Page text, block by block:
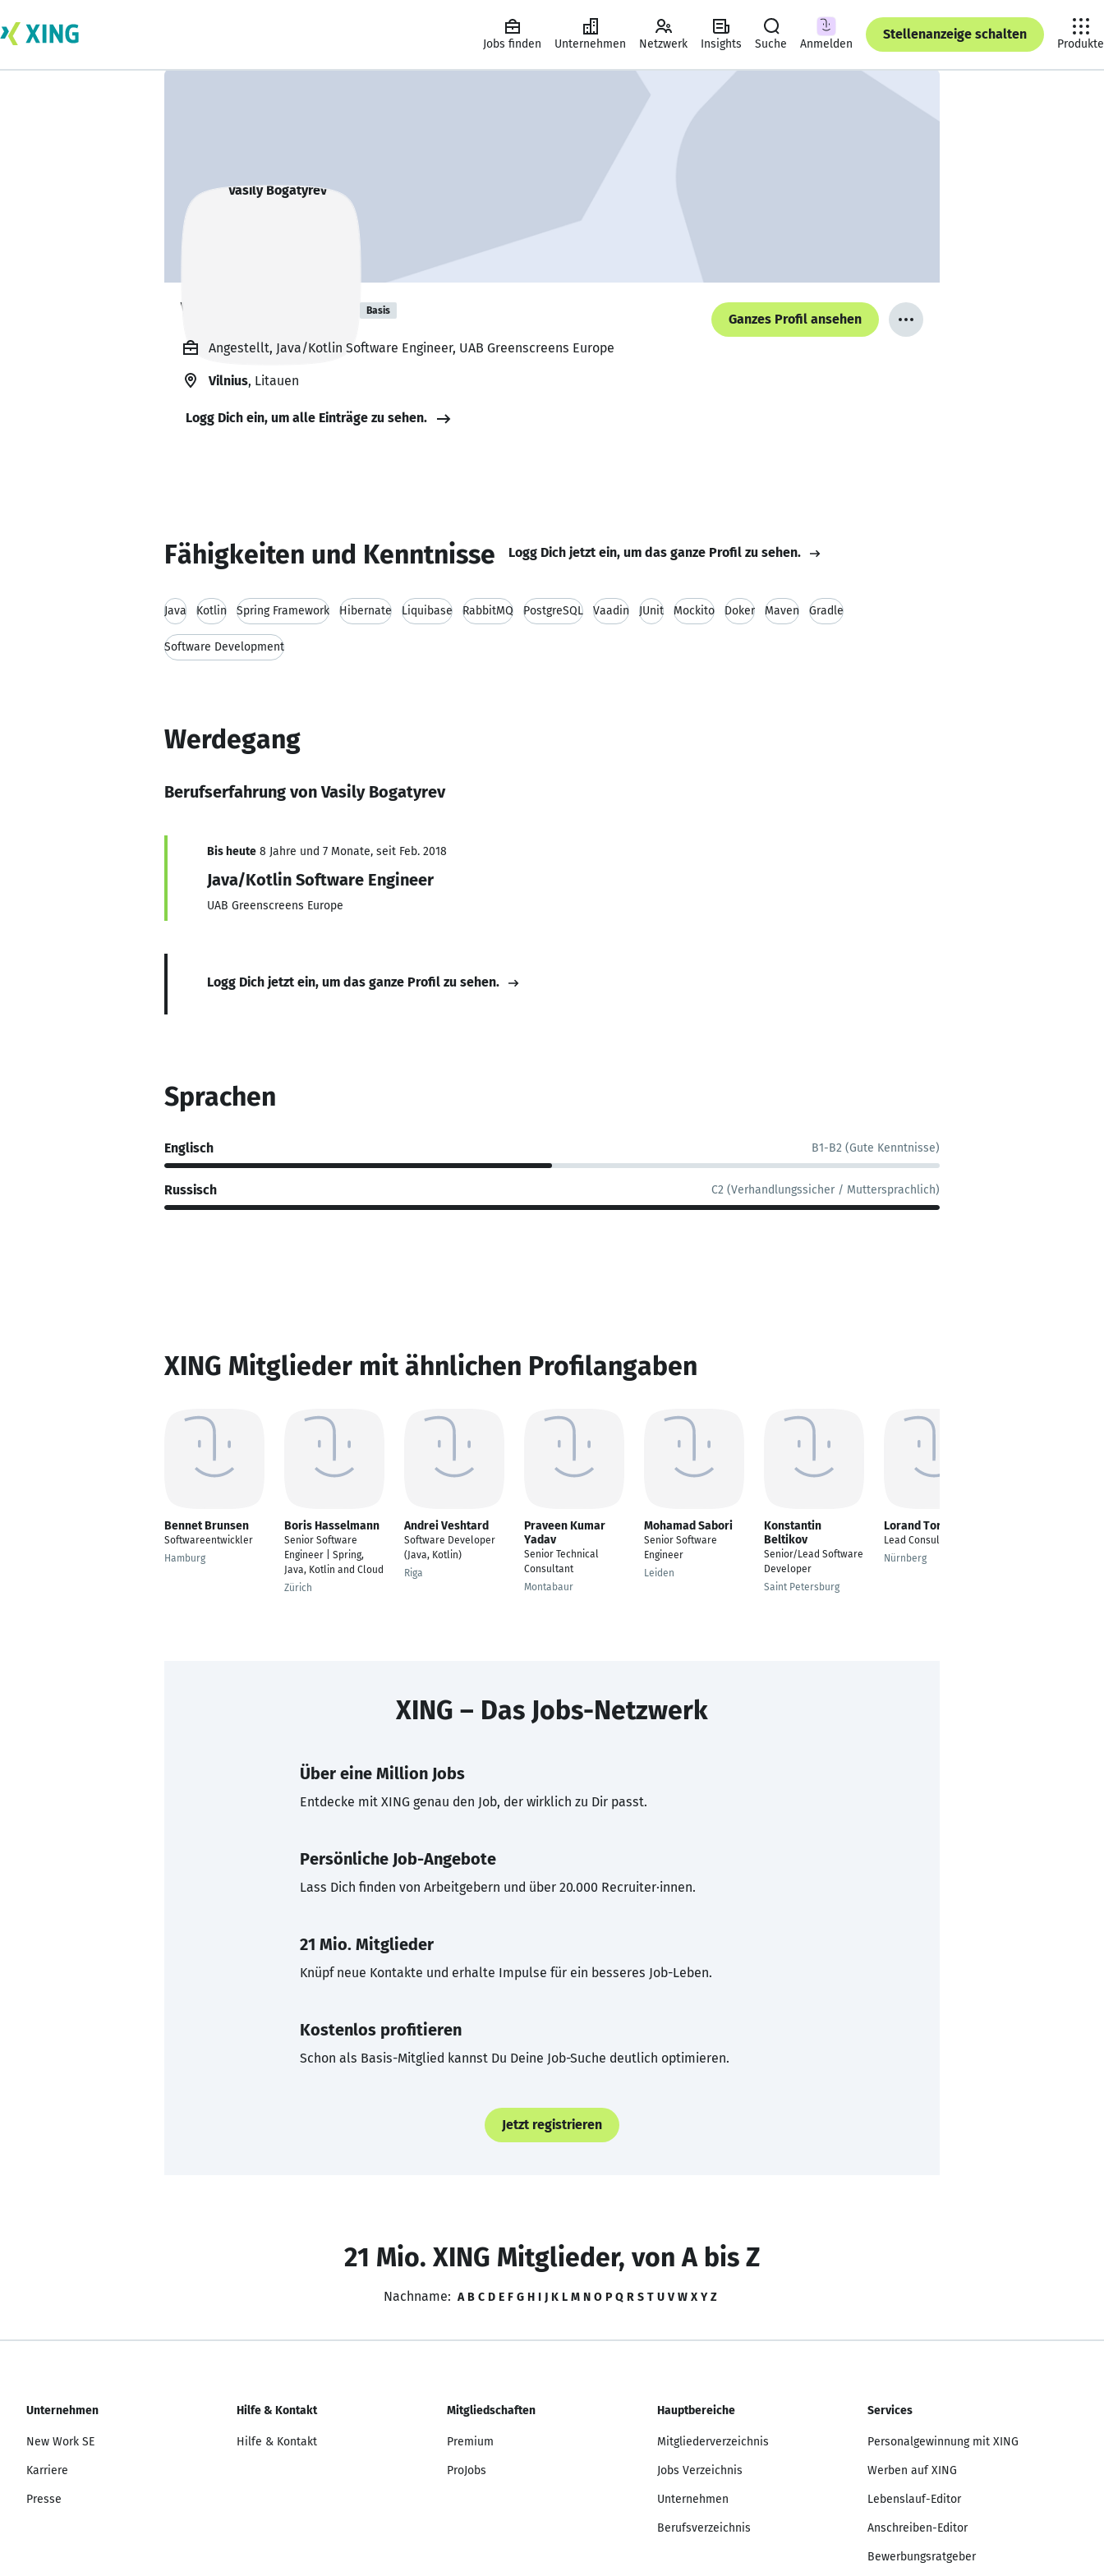
Jobs finden Unternehmen Netzwerk Insights Suche Anmelden
Stellenanzeige schalten
Produkte
Vasily Bogatyrev Basis
Ganzes Profil ansehen
Angestellt, Java/Kotlin Software Engineer, UAB Greenscreens Europe
Vilnius, Litauen
Logg Dich ein, um alle Einträge zu sehen.
Fähigkeiten und Kenntnisse Logg Dich jetzt ein, um das ganze Profil zu sehen.
Java Kotlin Spring Framework Hibernate Liquibase RabbitMQ PostgreSQL Vaadin JUnit Mockito Doker Maven Gradle
Software Development
Werdegang
Berufserfahrung von Vasily Bogatyrev
Bis heute 8 Jahre und 7 Monate, seit Feb. 2018
Java/Kotlin Software Engineer
UAB Greenscreens Europe
Logg Dich jetzt ein, um das ganze Profil zu sehen.
Sprachen
Englisch B1-B2 (Gute Kenntnisse)
Russisch C2 (Verhandlungssicher / Muttersprachlich)
XING Mitglieder mit ähnlichen Profilangaben
Bennet Brunsen
Softwareentwickler
Hamburg
Boris Hasselmann
Senior Software
Engineer | Spring,
Java, Kotlin and Cloud
Zürich
Andrei Veshtard
Software Developer
(Java, Kotlin)
Riga
Praveen Kumar
Yadav
Senior Technical
Consultant
Montabaur
Mohamad Sabori
Senior Software
Engineer
Leiden
Konstantin
Beltikov
Senior/Lead Software
Developer
Saint Petersburg
Lorand Toro
Lead Consultant Java
Nürnberg
XING – Das Jobs-Netzwerk
Über eine Million Jobs
Entdecke mit XING genau den Job, der wirklich zu Dir passt.
Persönliche Job-Angebote
Lass Dich finden von Arbeitgebern und über 20.000 Recruiter·innen.
21 Mio. Mitglieder
Knüpf neue Kontakte und erhalte Impulse für ein besseres Job-Leben.
Kostenlos profitieren
Schon als Basis-Mitglied kannst Du Deine Job-Suche deutlich optimieren.
Jetzt registrieren
21 Mio. XING Mitglieder, von A bis Z
Nachname: A B C D E F G H I J K L M N O P Q R S T U V W X Y Z
Unternehmen
New Work SE
Karriere
Presse
Hilfe & Kontakt
Hilfe & Kontakt
Mitgliedschaften
Premium
ProJobs
Hauptbereiche
Mitgliederverzeichnis
Jobs Verzeichnis
Unternehmen
Berufsverzeichnis
Services
Personalgewinnung mit XING
Werben auf XING
Lebenslauf-Editor
Anschreiben-Editor
Bewerbungsratgeber